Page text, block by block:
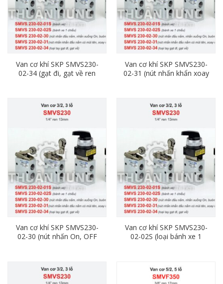
Van cơ khí SKP SMVS230-
02-34 (gạt đi, gạt về ren
Van cơ khí SKP SMVS230-
02-31 (nút nhấn khẩn xoay
Van cơ khí SKP SMVS230-
02-30 (nút nhấn On, OFF
Van cơ khí SKP SMVS230-
02-02S (loại bánh xe 1